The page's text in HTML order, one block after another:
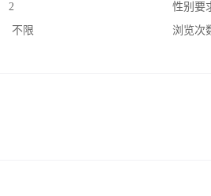
2
不限
性别要
浏览次